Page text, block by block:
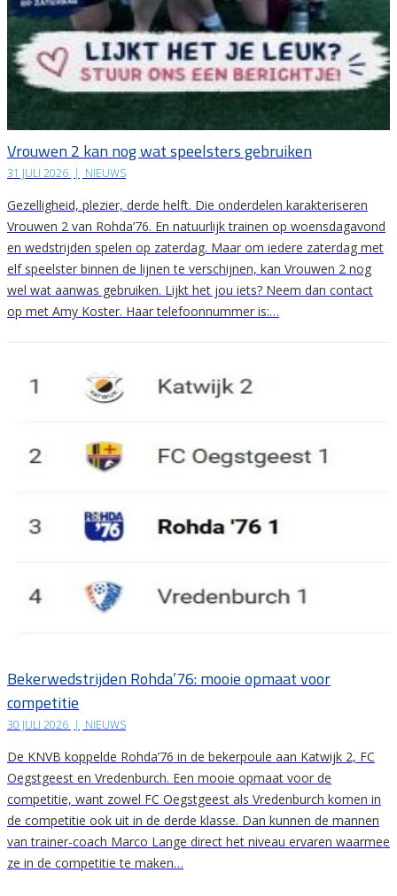
Vrouwen 2 kan nog wat speelsters gebruiken
31 JULI 2026 | NIEUWS
Gezelligheid, plezier, derde helft. Die onderdelen karakteriseren
Vrouwen 2 van Rohda’76. En natuurlijk trainen op woensdagavond
en wedstrijden spelen op zaterdag. Maar om iedere zaterdag met
elf speelster binnen de lijnen te verschijnen, kan Vrouwen 2 nog
wel wat aanwas gebruiken. Lijkt het jou iets? Neem dan contact
op met Amy Koster. Haar telefoonnummer is:…
Bekerwedstrijden Rohda’76: mooie opmaat voor
competitie
30 JULI 2026 | NIEUWS
De KNVB koppelde Rohda’76 in de bekerpoule aan Katwijk 2, FC
Oegstgeest en Vredenburch. Een mooie opmaat voor de
competitie, want zowel FC Oegstgeest als Vredenburch komen in
de competitie ook uit in de derde klasse. Dan kunnen de mannen
van trainer-coach Marco Lange direct het niveau ervaren waarmee
ze in de competitie te maken…